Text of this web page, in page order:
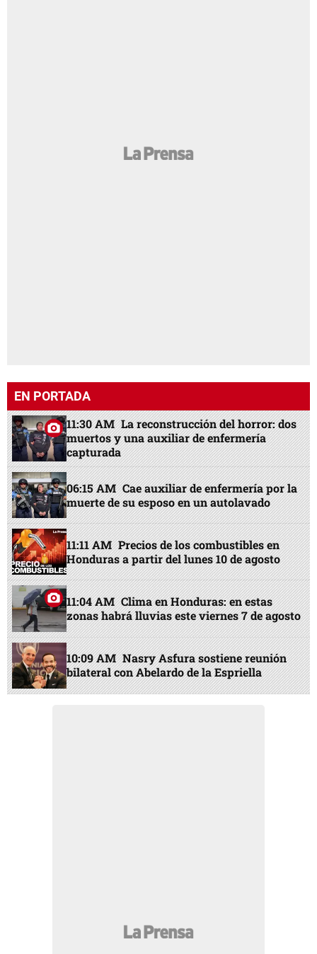
EN PORTADA
11:30 AM La reconstrucción del horror: dos
muertos y una auxiliar de enfermería
capturada
06:15 AM Cae auxiliar de enfermería por la
muerte de su esposo en un autolavado
11:11 AM Precios de los combustibles en
Honduras a partir del lunes 10 de agosto
11:04 AM Clima en Honduras: en estas
zonas habrá lluvias este viernes 7 de agosto
10:09 AM Nasry Asfura sostiene reunión
bilateral con Abelardo de la Espriella